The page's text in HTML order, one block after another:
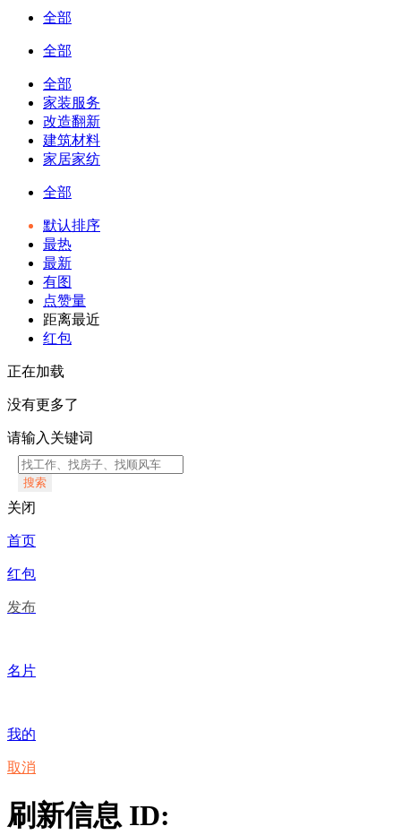
全部
全部
全部
家装服务
改造翻新
建筑材料
家居家纺
全部
默认排序
最热
最新
有图
点赞量
距离最近
红包
正在加载
没有更多了
请输入关键词
搜索
关闭
首页
红包
发布
名片
我的
取消
刷新信息 ID: